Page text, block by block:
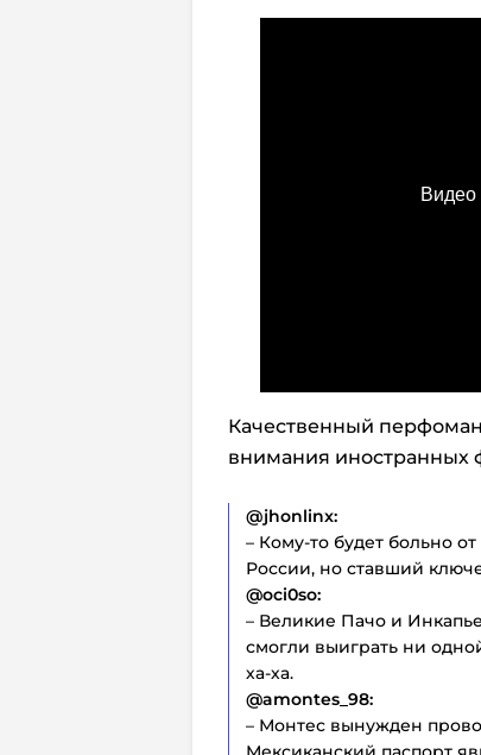
Качественный
внимания иностранных
@jhonlinx:
– Кому-то будет больно
России, но ставший
@oci0so:
– Великие Пачо и
смогли выиграть ни
ха-ха.
@amontes_98:
– Монтес вынужден